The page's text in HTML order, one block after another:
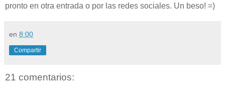
pronto en otra entrada o por las redes sociales. Un beso! =)
en 8:00
Compartir
21 comentarios: